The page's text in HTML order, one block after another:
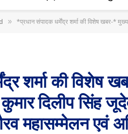
» *प्रधान संपादक धर्मेंद्र शर्मा की विशेष खबर-*
शर्मा की विशेष
दिलीप सिंह
महासम्मेलन एवं